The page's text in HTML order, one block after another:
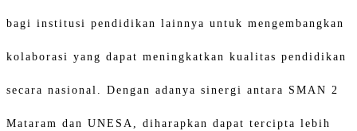
bagi institusi pendidikan lainnya untuk mengembangkan
kolaborasi yang dapat meningkatkan kualitas pendidikan
secara nasional. Dengan adanya sinergi antara SMAN 2
Mataram dan UNESA, diharapkan dapat tercipta lebih